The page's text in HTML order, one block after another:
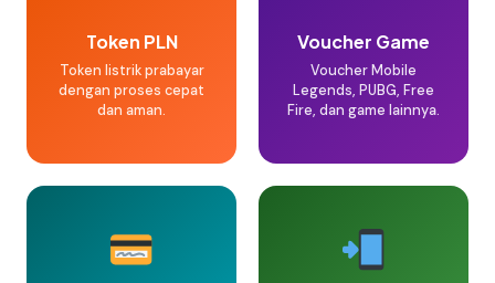
Token PLN
Token listrik prabayar
dengan proses cepat
dan aman.
Voucher Game
Voucher Mobile
Legends, PUBG, Free
Fire, dan game lainnya.